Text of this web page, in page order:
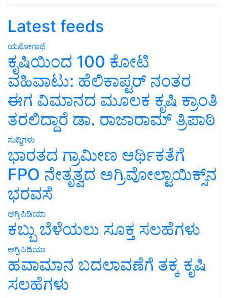
Latest feeds
ಯಶೋಗಾಥೆ
ಕೃಷಿಯಿಂದ 100 ಕೋಟಿ
ವಹಿವಾಟು: ಹೆಲಿಕಾಪ್ಟರ್ ನಂತರ
ಈಗ ವಿಮಾನದ ಮೂಲಕ ಕೃಷಿ ಕ್ರಾಂತಿ
ತರಲಿದ್ದಾರೆ ಡಾ. ರಾಜಾರಾಮ್ ತ್ರಿಪಾಠಿ
ಸುದ್ದಿಗಳು
ಭಾರತದ ಗ್ರಾಮೀಣ ಆರ್ಥಿಕತೆಗೆ
FPO ನೇತೃತ್ವದ ಅಗ್ರಿವೋಲ್ಟಾಯಿಕ್ಸ್‌ನ
ಭರವಸೆ
ಅಗ್ರಿಪಿಡಿಯಾ
ಕಬ್ಬು ಬೆಳೆಯಲು ಸೂಕ್ತ ಸಲಹೆಗಳು
ಅಗ್ರಿಪಿಡಿಯಾ
ಹವಾಮಾನ ಬದಲಾವಣೆಗೆ ತಕ್ಕ ಕೃಷಿ
ಸಲಹೆಗಳು